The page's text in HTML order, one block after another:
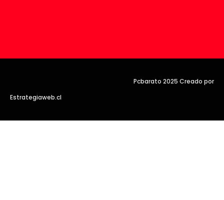
Pcbarato 2025 Creado por
Estrategiaweb.cl